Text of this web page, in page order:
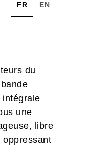
FR EN
du
une
libre
oppressant